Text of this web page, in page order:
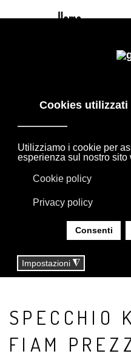
PREZZO
FLEXFORM, MOOOI.
LIMONTA.
OLUCE.
SEI
SPECCHIO
FIAM